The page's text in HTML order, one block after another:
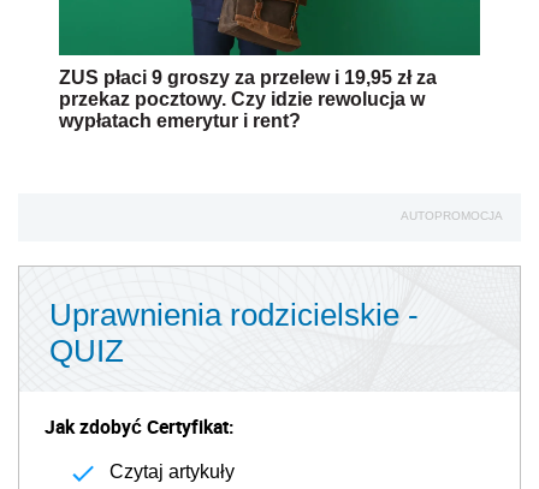
ZUS płaci 9 groszy za przelew i 19,95 zł za
przekaz pocztowy. Czy idzie rewolucja w
wypłatach emerytur i rent?
AUTOPROMOCJA
Uprawnienia rodzicielskie -
QUIZ
Jak zdobyć Certyfikat:
Czytaj artykuły